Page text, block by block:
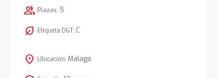
group Plazas: 5
nest_eco_leaf Etiqueta DGT: C
location_on Ubicación: Malaga